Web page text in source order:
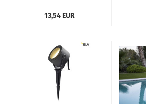
13,54 EUR